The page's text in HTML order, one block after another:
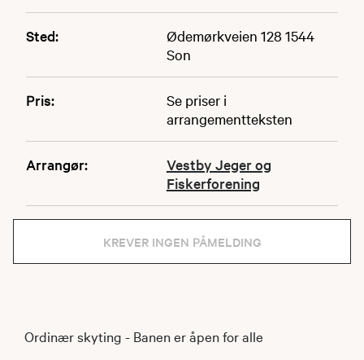
Sted:
Ødemørkveien 128 1544
Son
Pris:
Se priser i
arrangementteksten
Arrangør:
Vestby Jeger og
Fiskerforening
KREVER INGEN PÅMELDING
Ordinær skyting - Banen er åpen for alle